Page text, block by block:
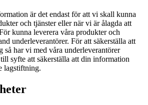
är det endast för att vi skall kunna
och tjänster eller när vi är ålagda att
kunna leverera våra produkter och
underleverantörer. För att säkerställa att
har vi med våra underleverantörer
syfte att säkerställa att din information
lagstiftning.